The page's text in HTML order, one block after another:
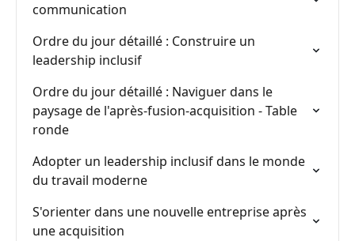
communication
Ordre du jour détaillé : Construire un
leadership inclusif
Ordre du jour détaillé : Naviguer dans le
paysage de l'après-fusion-acquisition - Table
ronde
Adopter un leadership inclusif dans le monde
du travail moderne
S'orienter dans une nouvelle entreprise après
une acquisition